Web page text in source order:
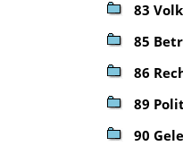
83
85
86
89
90